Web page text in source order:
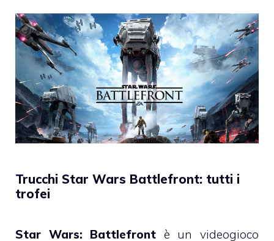
Trucchi Star Wars Battlefront: tutti i
trofei
Star Wars: Battlefront è un videogioco